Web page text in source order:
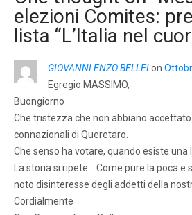
elezioni Comites:
lista “L’Italia nel
GIOVANNI ENZO BELLEIon
Egregio MASSIMO,
Buongiorno
Che tristezza che non abbiano
connazionali di Queretaro.
Che senso ha votare, quando esiste una
La storia si ripete… Come pure la poca e
noto disinteresse degli addetti della
Cordialmente